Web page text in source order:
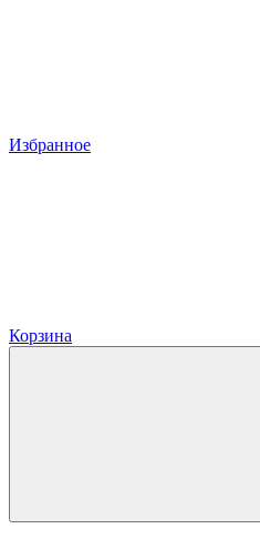
Избранное
Корзина